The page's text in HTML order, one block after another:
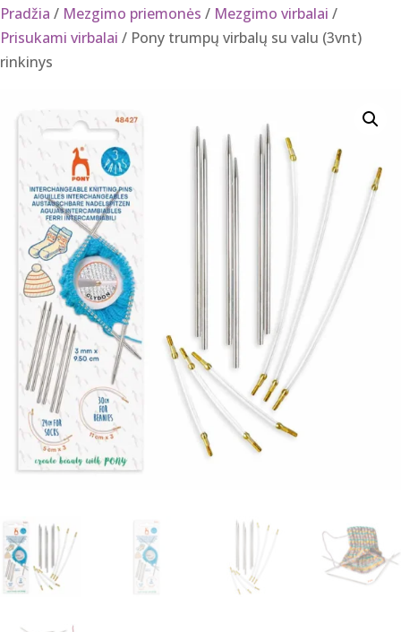
Pradžia / Mezgimo priemonės / Mezgimo virbalai /
Prisukami virbalai / Pony trumpų virbalų su valu (3vnt)
rinkinys